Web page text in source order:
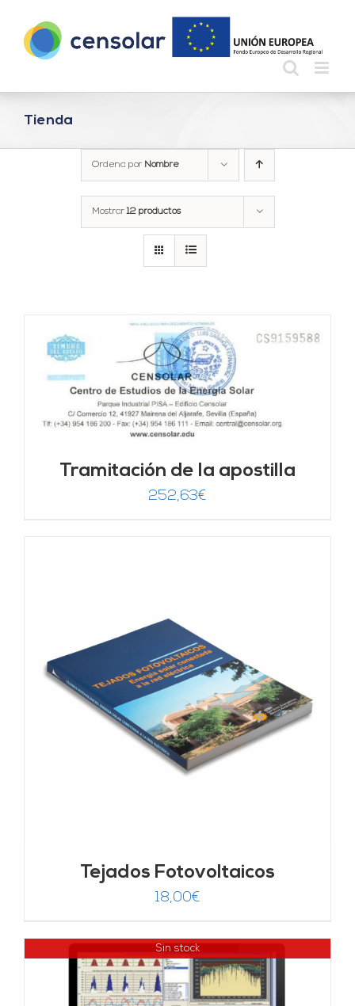
contenido
Tienda
Ordena por Nombre
Mostrar12 productos
Tramitación de la apostilla
252,63€
Tejados Fotovoltaicos
18,00€
Sin stock